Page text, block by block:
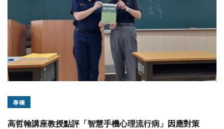
專欄
高哲翰講座教授點評「智慧手機心理流行病」因應對策